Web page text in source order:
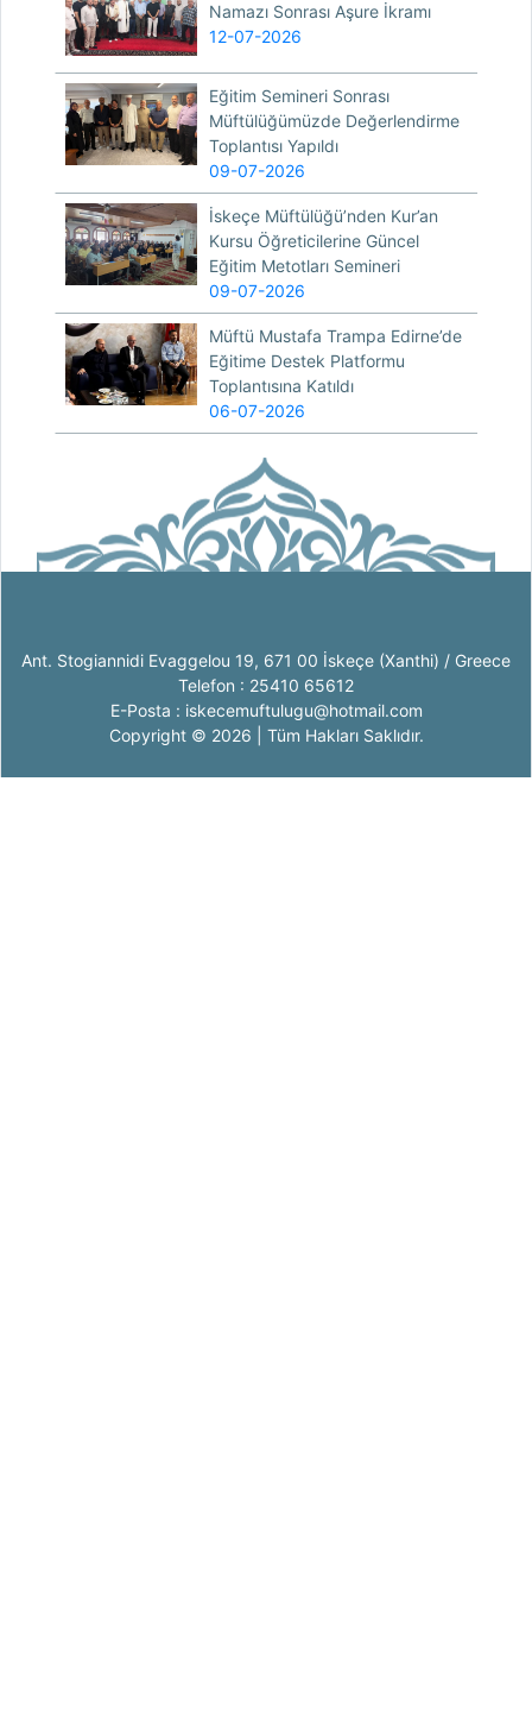
Namazı Sonrası Aşure İkramı
12-07-2026
Eğitim Semineri Sonrası
Müftülüğümüzde Değerlendirme
Toplantısı Yapıldı
09-07-2026
İskeçe Müftülüğü’nden Kur’an
Kursu Öğreticilerine Güncel
Eğitim Metotları Semineri
09-07-2026
Müftü Mustafa Trampa Edirne’de
Eğitime Destek Platformu
Toplantısına Katıldı
06-07-2026
Ant. Stogiannidi Evaggelou 19, 671 00 İskeçe (Xanthi) / Greece
Telefon : 25410 65612
E-Posta : iskecemuftulugu@hotmail.com
Copyright © 2026 | Tüm Hakları Saklıdır.